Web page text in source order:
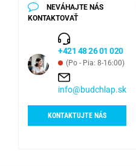
NEVÁHAJTE NÁS
KONTAKTOVAŤ
+421 48 26 01 020
(Po - Pia: 8-16:00)
info@budchlap.sk
KONTAKTUJTE NÁS